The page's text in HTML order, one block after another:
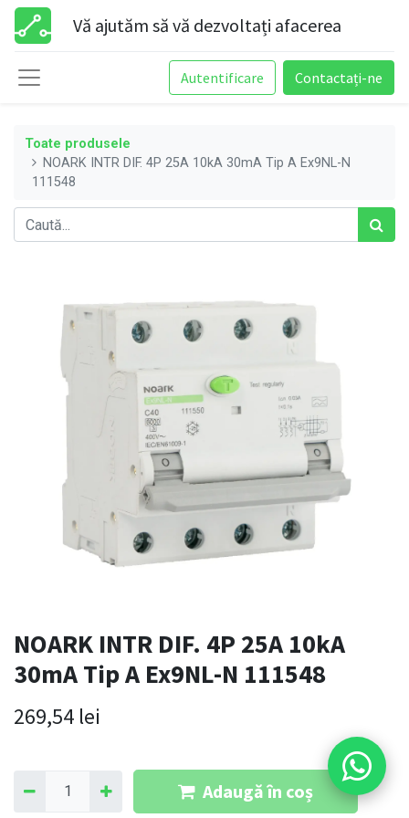
Vă ajutăm să vă dezvoltați afacerea
Autentificare Contactați-ne
Toate produsele
NOARK INTR DIF. 4P 25A 10kA 30mA Tip A Ex9NL-N
111548
NOARK INTR DIF. 4P 25A 10kA
30mA Tip A Ex9NL-N 111548
269,54 lei
Adaugă în coș